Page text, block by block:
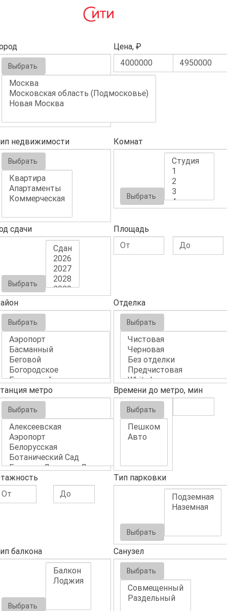
Выбрать
Цена, ₽
недвижимости
Выбрать
Комнат
Выбрать
сдачи
Выбрать
Площадь
Выбрать
Отделка
Выбрать
метро
Выбрать
Времени до метро, мин
Выбрать
Тип парковки
Выбрать
балкона
Выбрать
Санузел
Выбрать